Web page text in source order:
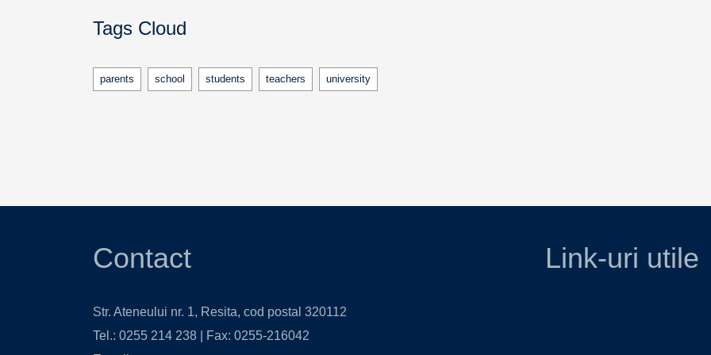
Tags Cloud
parents school students teachers university
Contact
Str. Ateneului nr. 1, Resita, cod postal 320112
Tel.: 0255 214 238 | Fax: 0255-216042
Link-uri utile